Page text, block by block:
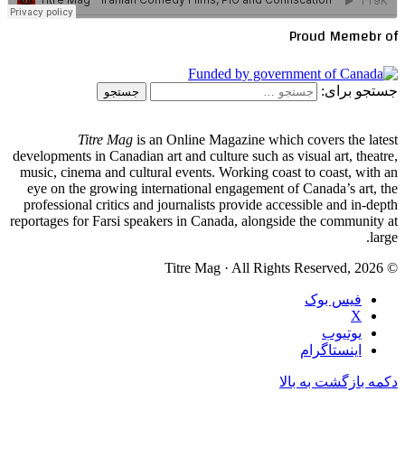
Proud Memebr of
جستجو برای:
Titre Mag is an Online Magazine which covers the latest
developments in Canadian art and culture such as visual art, theatre,
music, cinema and cultural events. Working coast to coast, with an
eye on the growing international engagement of Canada’s art, the
professional critics and journalists provide accessible and in-depth
reportages for Farsi speakers in Canada, alongside the community at
large.
© Titre Mag · All Rights Reserved, 2026
فیس بوک
X
یوتیوب
اینستاگرام
دکمه بازگشت به بالا